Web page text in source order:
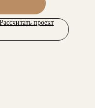
Рассчитать проект